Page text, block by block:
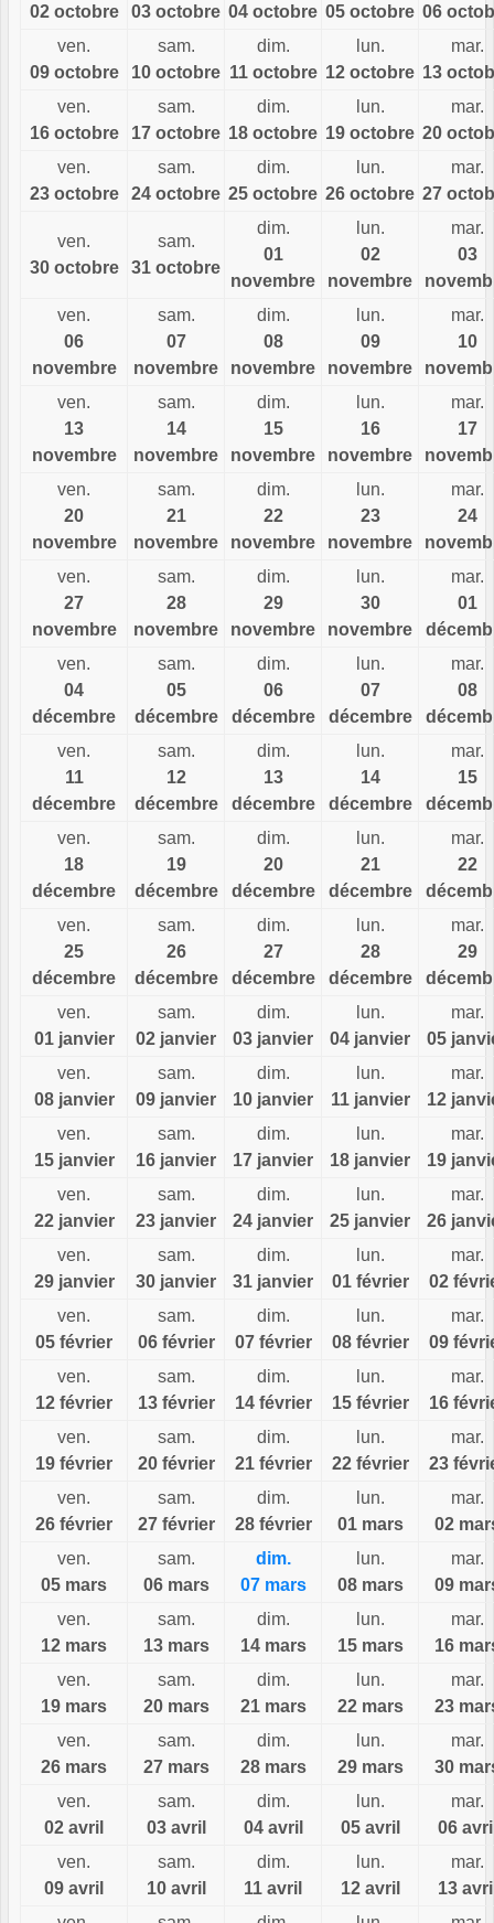
02 octobre
03 octobre 04 octobre 05 octobre 06
ven.
09 octobre
sam.
10 octobre
dim.
11 octobre
lun.
12 octobre
mar.
13
ven.
16 octobre
sam.
17 octobre
dim.
18 octobre
lun.
19 octobre
mar.
20
ven.
23 octobre
sam.
24 octobre
dim.
25 octobre
lun.
26 octobre
mar.
27
ven.
30 octobre
sam.
31 octobre
dim.
01
novembre
lun.
02
novembre
mar.
03
ven.
06
novembre
sam.
07
novembre
dim.
08
novembre
lun.
09
novembre
mar.
10
ven.
13
novembre
sam.
14
novembre
dim.
15
novembre
lun.
16
novembre
mar.
17
ven.
20
novembre
sam.
21
novembre
dim.
22
novembre
lun.
23
novembre
mar.
24
ven.
27
novembre
sam.
28
novembre
dim.
29
novembre
lun.
30
novembre
mar.
01
ven.
04
décembre
sam.
05
décembre
dim.
06
décembre
lun.
07
décembre
mar.
08
ven.
11
décembre
sam.
12
décembre
dim.
13
décembre
lun.
14
décembre
mar.
15
ven.
18
décembre
sam.
19
décembre
dim.
20
décembre
lun.
21
décembre
mar.
22
ven.
25
décembre
sam.
26
décembre
dim.
27
décembre
lun.
28
décembre
mar.
29
ven.
01 janvier
sam.
02 janvier
dim.
03 janvier
lun.
04 janvier
mar.
05
ven.
08 janvier
sam.
09 janvier
dim.
10 janvier
lun.
11 janvier
mar.
12
ven.
15 janvier
sam.
16 janvier
dim.
17 janvier
lun.
18 janvier
mar.
19
ven.
22 janvier
sam.
23 janvier
dim.
24 janvier
lun.
25 janvier
mar.
26
ven.
29 janvier
sam.
30 janvier
dim.
31 janvier
lun.
01 février
mar.
02
ven.
05 février
sam.
06 février
dim.
07 février
lun.
08 février
mar.
09
ven.
12 février
sam.
13 février
dim.
14 février
lun.
15 février
mar.
16
ven.
19 février
sam.
20 février
dim.
21 février
lun.
22 février
mar.
23
ven.
26 février
sam.
27 février
dim.
28 février
lun.
01 mars
mar.
02
ven.
05 mars
sam.
06 mars
dim.
07 mars
lun.
08 mars
mar.
09
ven.
12 mars
sam.
13 mars
dim.
14 mars
lun.
15 mars
mar.
16
ven.
19 mars
sam.
20 mars
dim.
21 mars
lun.
22 mars
mar.
23
ven.
26 mars
sam.
27 mars
dim.
28 mars
lun.
29 mars
mar.
30
ven.
02 avril
sam.
03 avril
dim.
04 avril
lun.
05 avril
mar.
06
ven.
09 avril
sam.
10 avril
dim.
11 avril
lun.
12 avril
mar.
13